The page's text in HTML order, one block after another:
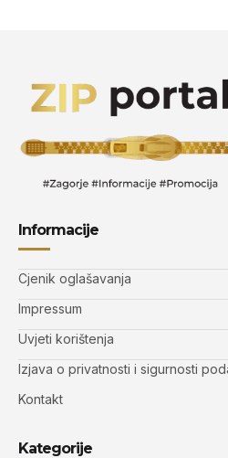
Informacije
Cjenik oglašavanja
Impressum
Uvjeti korištenja
Izjava o privatnosti i sigurnosti
Kontakt
Kategorije